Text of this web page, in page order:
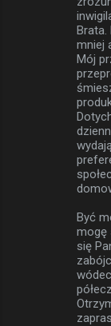
Brata.
mniej
Mój
Być
mogę
się